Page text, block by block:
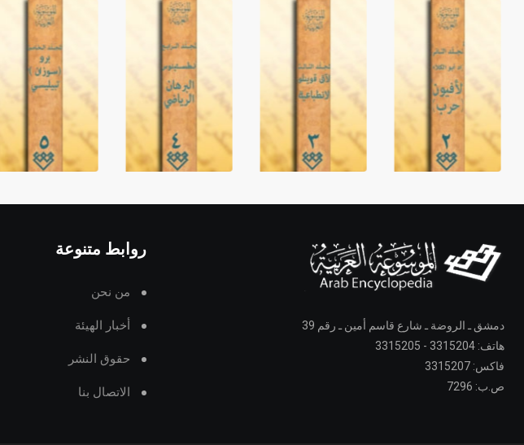
دمشق ـ الروضة ـ شارع قاسم أمين ـ رقم 39
هاتف: 3315204 - 3315205
فاكس: 3315207
ص.ب: 7296
روابط متنوعة
من نحن
أخبار الهيئة
حقوق النشر
الاتصال بنا